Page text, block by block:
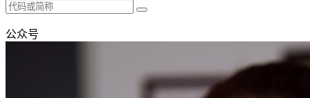
公众号